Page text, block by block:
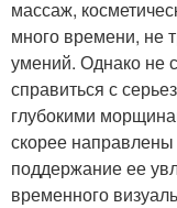
массаж,
много времени, не
умений. Однако не
справиться с
глубокими
скорее
поддержание ее
временного